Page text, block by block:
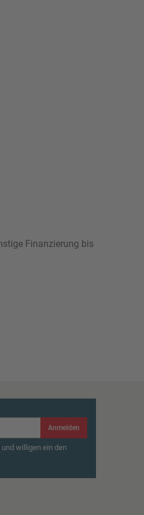
Finanzierung bis
Anmelden
willigen ein den